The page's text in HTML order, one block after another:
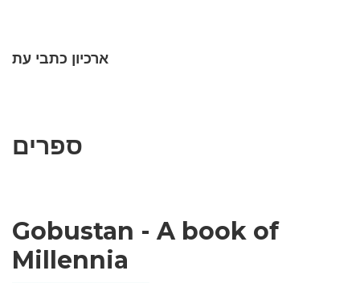
ארכיון כתבי עת
ספרים
Gobustan - A book of
Millennia